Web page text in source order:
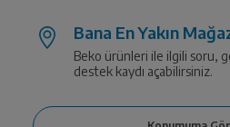
Bana En Yakın
Beko ürünleri ile ilgili soru,
destek kaydı açabilirsiniz.